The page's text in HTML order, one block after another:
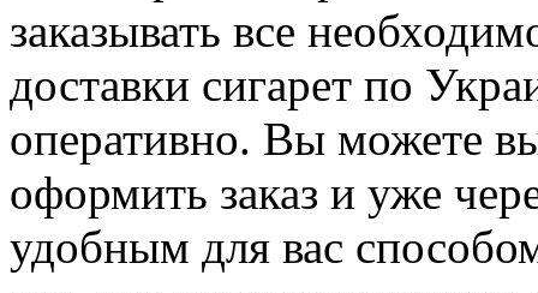
заказывать все
доставки сигарет по
оперативно. Вы можете
оформить заказ и уже
удобным для вас